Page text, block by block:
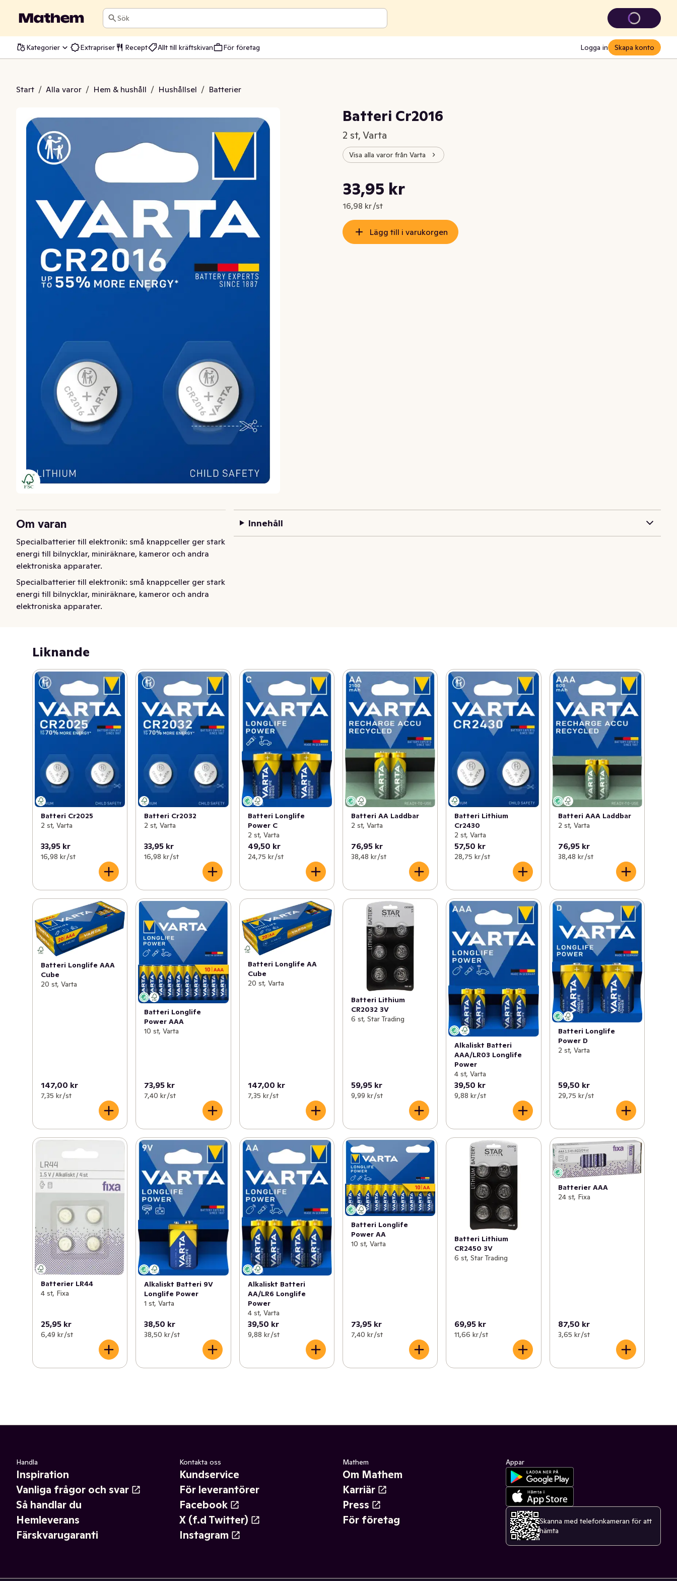
Sök
Kategorier Extrapriser Recept Allt till kräftskivan För företag Logga in Skapa konto
Start / Alla varor / Hem & hushåll / Hushållsel / Batterier
Cr2016
Batteri Cr2016
2 st, Varta
Visa alla varor från Varta
Nuvarande pris är: 33,95 kr
33,95 kr
16,98 kr /st
Styckpris: 16,98 kr /st
Lägg till i varukorgen
Om varan
Specialbatterier till elektronik: små knappceller ger stark
energi till bilnycklar, miniräknare, kameror och andra
elektroniska apparater.
Specialbatterier till elektronik: små knappceller ger stark
energi till bilnycklar, miniräknare, kameror och andra
elektroniska apparater.
Innehåll
Liknande
Batteri Cr2025
2 st, Varta
33,95 kr
16,98 kr /st
Batteri Cr2032
2 st, Varta
33,95 kr
16,98 kr /st
Batteri Longlife
Power C
2 st, Varta
49,50 kr
24,75 kr /st
Batteri AA Laddbar
2 st, Varta
76,95 kr
38,48 kr /st
Batteri Lithium
Cr2430
2 st, Varta
57,50 kr
28,75 kr /st
Batteri AAA Laddbar
2 st, Varta
76,95 kr
38,48 kr /st
Batteri Longlife AAA
Cube
20 st, Varta
147,00 kr
7,35 kr /st
Batteri Longlife
Power AAA
10 st, Varta
73,95 kr
7,40 kr /st
Batteri Longlife AA
Cube
20 st, Varta
147,00 kr
7,35 kr /st
Batteri Lithium
CR2032 3V
6 st, Star Trading
59,95 kr
9,99 kr /st
Alkaliskt Batteri
AAA/LR03 Longlife
Power
4 st, Varta
39,50 kr
9,88 kr /st
Batteri Longlife
Power D
2 st, Varta
59,50 kr
29,75 kr /st
Batterier LR44
4 st, Fixa
25,95 kr
6,49 kr /st
Alkaliskt Batteri 9V
Longlife Power
1 st, Varta
38,50 kr
38,50 kr /st
Alkaliskt Batteri
AA/LR6 Longlife
Power
4 st, Varta
39,50 kr
9,88 kr /st
Batteri Longlife
Power AA
10 st, Varta
73,95 kr
7,40 kr /st
Batteri Lithium
CR2450 3V
6 st, Star Trading
69,95 kr
11,66 kr /st
Batterier AAA
24 st, Fixa
87,50 kr
3,65 kr /st
Handla
Inspiration
Vanliga frågor och svar
Så handlar du
Hemleverans
Färskvarugaranti
Kontakta oss
Kundservice
För leverantörer
Facebook
X (f.d Twitter)
Instagram
Mathem
Om Mathem
Karriär
Press
För företag
Appar
Skanna med telefonkameran för att
hämta